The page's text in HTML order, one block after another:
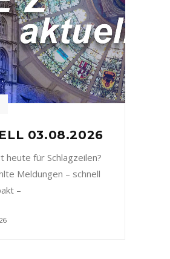
03.08.2026
heute für Schlagzeilen?
Meldungen – schnell
–